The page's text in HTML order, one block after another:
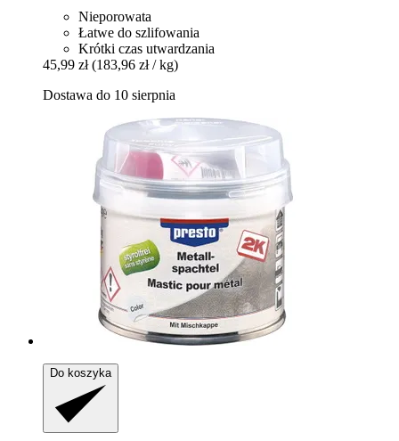
Nieporowata
Łatwe do szlifowania
Krótki czas utwardzania
45,99 zł (183,96 zł / kg)
Dostawa do 10 sierpnia
Do koszyka